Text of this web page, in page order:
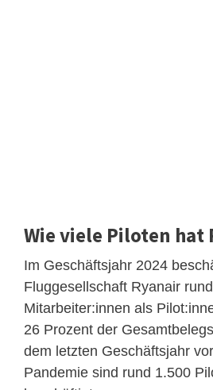
Wie viele Piloten hat
Im Geschäftsjahr 2024
Fluggesellschaft Ryanair
Mitarbeiter:innen als
26 Prozent der
dem letzten Geschäftsjahr
Pandemie sind rund 1.500